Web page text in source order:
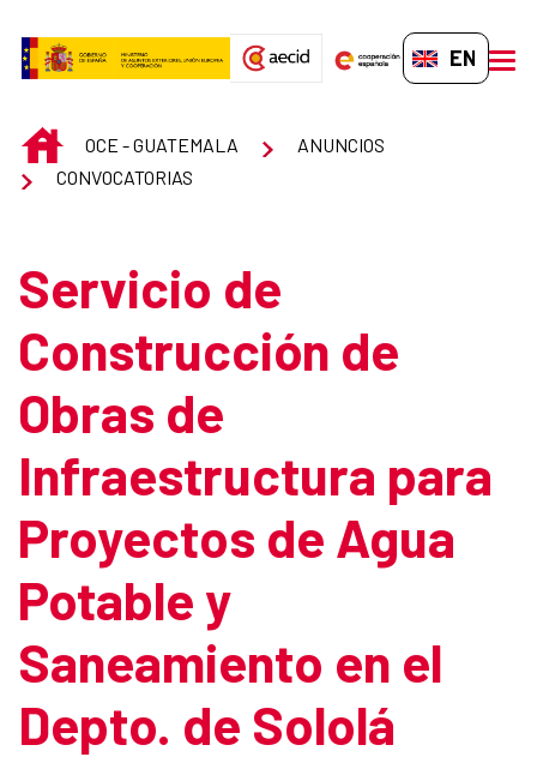
EN-GB
INICIOOCE - GUATEMALA
ANUNCIOS
CONVOCATORIAS
Servicio de
Construcción de
Obras de
Infraestructura para
Proyectos de Agua
Potable y
Saneamiento en el
Depto. de Sololá